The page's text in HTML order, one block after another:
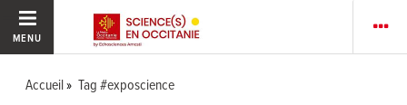
MENU
Accueil Tag #exposcience